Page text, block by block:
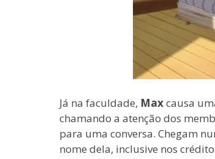
Já na faculdade, Maxcausa
chamando a atenção dos
para uma conversa. Chegam
nome dela, inclusive nos